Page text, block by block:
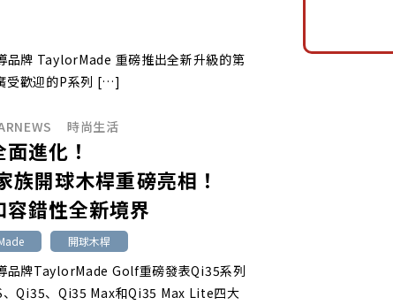
品牌 TaylorMade 重磅推出全新升級的第
受歡迎的P系列 […]
時尚生活
進化！
族開球木桿重磅亮相！
錯性全新境界
開球木桿
品牌TaylorMade Golf重磅發表Qi35系列
、Qi35、Qi35 Max和Qi35 Max Lite四大